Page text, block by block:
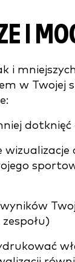
I
i
w Twojej
dotknięć